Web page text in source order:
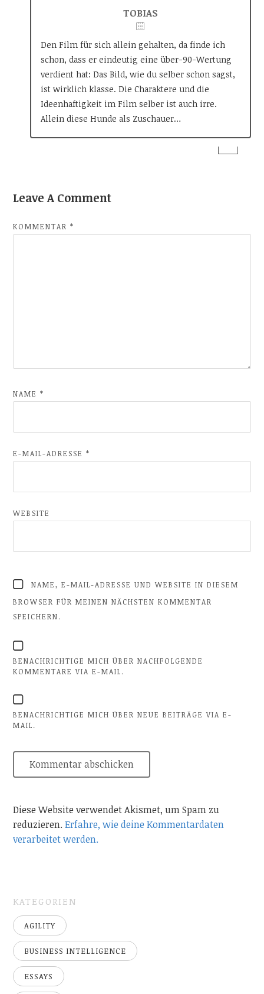
TOBIAS
Den Film für sich allein gehalten, da finde ich
schon, dass er eindeutig eine über-90-Wertung
verdient hat: Das Bild, wie du selber schon sagst,
ist wirklich klasse. Die Charaktere und die
Ideenhaftigkeit im Film selber ist auch irre.
Allein diese Hunde als Zuschauer…
Leave A Comment
KOMMENTAR*
NAME*
E-MAIL-ADRESSE*
WEBSITE
NAME, E-MAIL-ADRESSE UND WEBSITE IN DIESEM
BROWSER FÜR MEINEN NÄCHSTEN KOMMENTAR
SPEICHERN.
BENACHRICHTIGE MICH ÜBER NACHFOLGENDE
KOMMENTARE VIA E-MAIL.
BENACHRICHTIGE MICH ÜBER NEUE BEITRÄGE VIA E-
MAIL.
Diese Website verwendet Akismet, um Spam zu
reduzieren.Erfahre, wie deine Kommentardaten
verarbeitet werden.
KATEGORIEN
AGILITY
BUSINESS INTELLIGENCE
ESSAYS